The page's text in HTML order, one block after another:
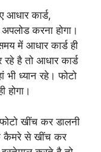
कार्ड,
करना होगा।
में आधार कार्ड ही
है तो आधार कार्ड
ध्यान रहे। फोटो
होगा।
खींच कर डालनी
कैमरे से खींच कर